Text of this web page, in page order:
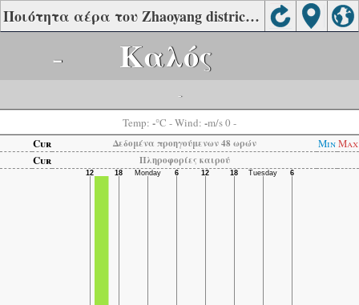
Ποιότητα αέρα του Zhaoyang district, Bazhong
- Καλός
-
Temp: -°C - Wind: -m/s 0 -
Cur
Δεδομένα προηγούμενων 48 ωρών MinMax
Cur
Πληροφορίες καιρού